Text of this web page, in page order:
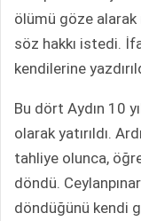
ölümü göze alarak
söz hakkı istedi.
kendilerine
Bu dört Aydın 10
olarak yatırıldı.
tahliye olunca,
döndü.
döndüğünü kendi